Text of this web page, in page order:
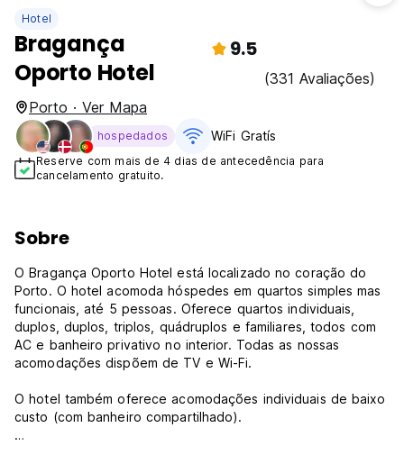
Hotel
Bragança
Oporto Hotel
9.5
(331 Avaliações)
Porto · Ver Mapa
hospedados WiFi Gratís
Reserve com mais de 4 dias de antecedência para
cancelamento gratuito.
Sobre
O Bragança Oporto Hotel está localizado no coração do
Porto. O hotel acomoda hóspedes em quartos simples mas
funcionais, até 5 pessoas. Oferece quartos individuais,
duplos, duplos, triplos, quádruplos e familiares, todos com
AC e banheiro privativo no interior. Todas as nossas
acomodações dispõem de TV e Wi-Fi.
O hotel também oferece acomodações individuais de baixo
custo (com banheiro compartilhado).